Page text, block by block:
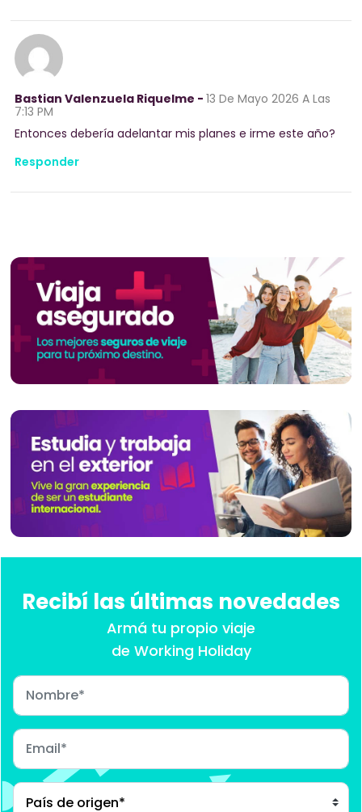
Bastian Valenzuela Riquelme - 13 De Mayo 2026 A Las
7:13 PM
Entonces debería adelantar mis planes e irme este año?
Responder
Recibí las últimas novedades
Armá tu propio viaje
de Working Holiday